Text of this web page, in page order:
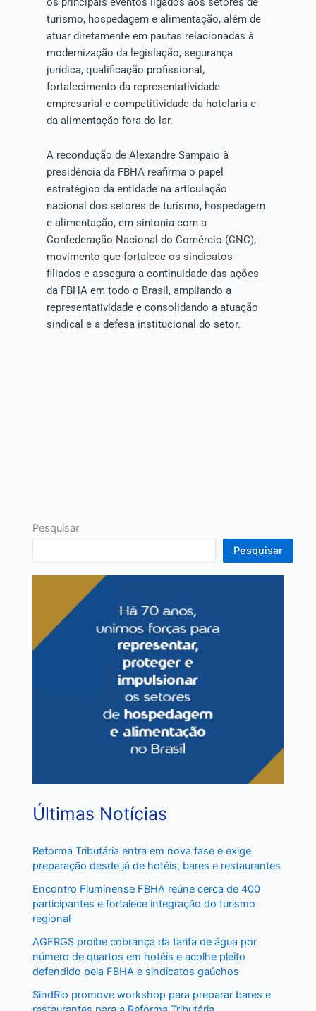
turismo, hospedagem e alimentação, além de
atuar diretamente em pautas relacionadas à
modernização da legislação, segurança
jurídica, qualificação profissional,
fortalecimento da representatividade
empresarial e competitividade da hotelaria e
da alimentação fora do lar.
A recondução de Alexandre Sampaio à
presidência da FBHA reafirma o papel
estratégico da entidade na articulação
nacional dos setores de turismo, hospedagem
e alimentação, em sintonia com a
Confederação Nacional do Comércio (CNC),
movimento que fortalece os sindicatos
filiados e assegura a continuidade das ações
da FBHA em todo o Brasil, ampliando a
representatividade e consolidando a atuação
sindical e a defesa institucional do setor.
Pesquisar
Pesquisar
Últimas Notícias
Reforma Tributária entra em nova fase e exige
preparação desde já de hotéis, bares e restaurantes
Encontro Fluminense FBHA reúne cerca de 400
participantes e fortalece integração do turismo
regional
AGERGS proíbe cobrança da tarifa de água por
número de quartos em hotéis e acolhe pleito
defendido pela FBHA e sindicatos gaúchos
SindRio promove workshop para preparar bares e